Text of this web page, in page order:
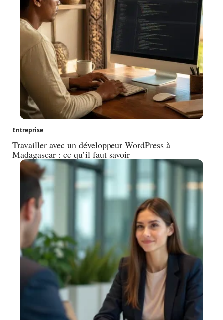
Entreprise
Travailler avec un développeur WordPress à
Madagascar : ce qu’il faut savoir